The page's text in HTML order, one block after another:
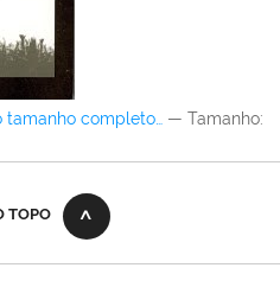
tamanho completo… — Tamanho:
TOPO